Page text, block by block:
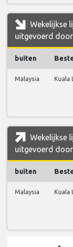
Wekelijkse
uitgevoerd
buiten
Malaysia Kuala
Wekelijkse
uitgevoerd
buiten
Malaysia Kuala